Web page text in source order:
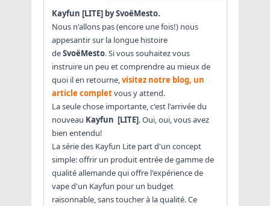
Kayfun [LITE] by SvoëMesto.
Nous n'allons pas (encore une fois!) nous
appesantir sur la longue histoire
deSvoëMesto. Si vous souhaitez vous
instruire un peu et comprendre au mieux de
quoi il en retourne,visitez notre blog, un
article completvous y attend.
La seule chose importante, c'est l'arrivée du
nouveau Kayfun [LITE]. Oui, oui, vous avez
bien entendu!
La série des Kayfun Lite part d'un concept
simple: offrir un produit entrée de gamme de
qualité allemande qui offre l'expérience de
vape d'un Kayfun pour un budget
raisonnable, sans toucher à la qualité. Ce